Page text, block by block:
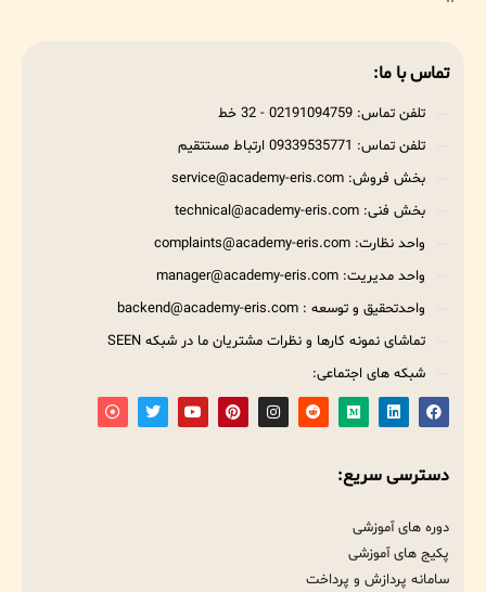
تماس با ما:
تلفن تماس: 02191094759 - 32 خط
تلفن تماس: 09339535771 ارتباط مستتقیم
بخش فروش: service@academy-eris.com
بخش فنی: technical@academy-eris.com
واحد نظارت: complaints@academy-eris.com
واحد مدیریت: manager@academy-eris.com
واحدتحقیق و توسعه : backend@academy-eris.com
تماشای نمونه کارها و نظرات مشتریان ما در شبکه SEEN
شبکه های اجتماعی:
دسترسی سریع:
دوره های آموزشی
پکیج های آموزشی
سامانه پردازش و پرداخت